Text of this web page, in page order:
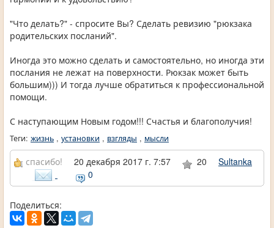
"Что делать?" - спросите Вы? Сделать ревизию "рюкзака
родительских посланий".
Иногда это можно сделать и самостоятельно, но иногда эти
послания не лежат на поверхности. Рюкзак может быть
большим))) И тогда лучше обратиться к профессиональной
помощи.
С наступающим Новым годом!!! Счастья и благополучия!
Теги: жизнь , установки , взгляды , мысли
спасибо! 20 декабря 2017 г. 7:57 20
Sultanka
0
Поделиться: